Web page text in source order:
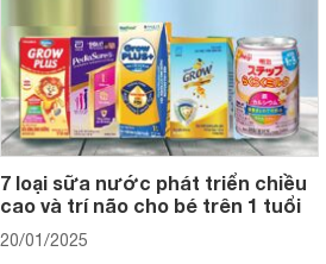
7 loại sữa nước phát triển chiều
cao và trí não cho bé trên 1 tuổi
20/01/2025